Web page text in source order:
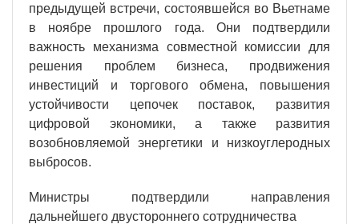
предыдущей встречи, состоявшейся во Вьетнаме
в ноябре прошлого года. Они подтвердили
важность механизма совместной комиссии для
решения проблем бизнеса, продвижения
инвестиций и торгового обмена, повышения
устойчивости цепочек поставок, развития
цифровой экономики, а также развития
возобновляемой энергетики и низкоуглеродных
выбросов.
Министры подтвердили направления
дальнейшего двустороннего сотрудничества